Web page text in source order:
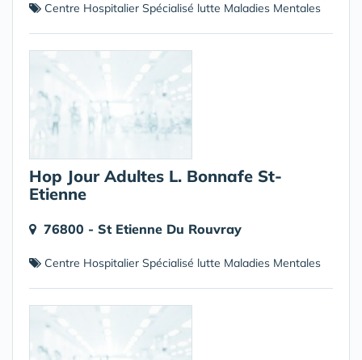
Centre Hospitalier Spécialisé lutte Maladies Mentales
Hop Jour Adultes L. Bonnafe St-
Etienne
76800 - St Etienne Du Rouvray
Centre Hospitalier Spécialisé lutte Maladies Mentales